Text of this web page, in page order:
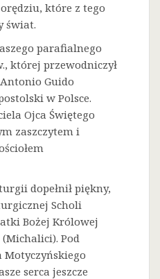
które z tego
świat.
parafialnego
której przewodniczył
Guido
w Polsce.
Ojca Świętego
zaszczytem i
dopełnił piękny,
Scholi
Bożej Królowej
Pod
Motyczyńskiego
serca jeszcze